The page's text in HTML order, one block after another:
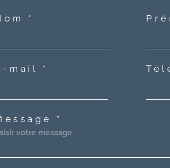
*
mail *
*